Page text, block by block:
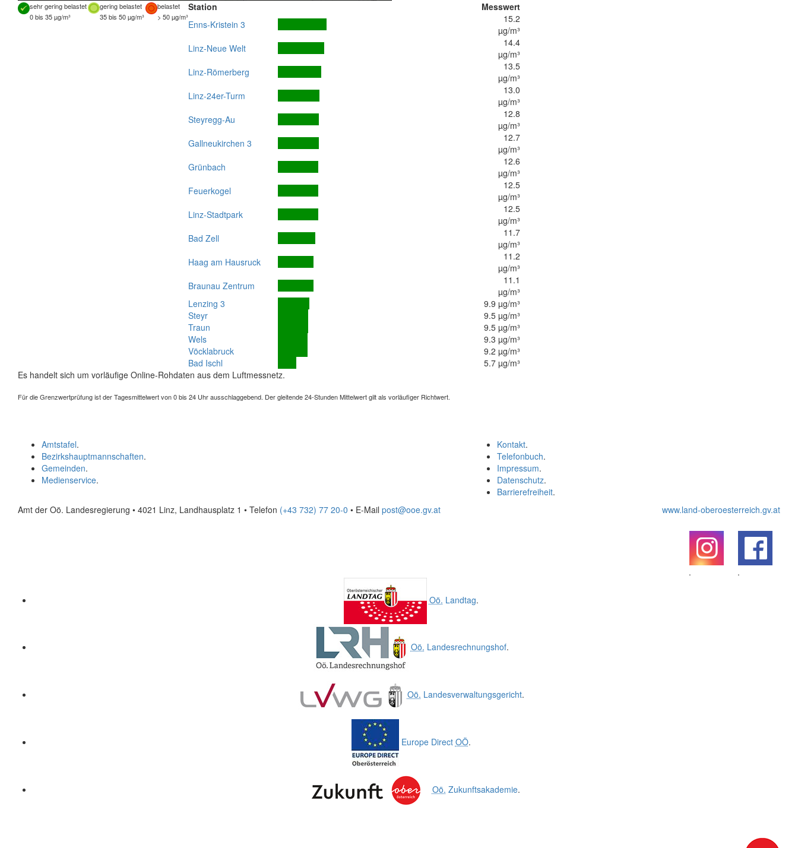
sehr gering belastet gering belastet
belastet
0 bis 35 µg/m³
35 bis 50 µg/m³ > 50 µg/m³
Station
Messwert
Enns-Kristein 3
15.2
µg/m³
Linz-Neue Welt
14.4
µg/m³
Linz-Römerberg
13.5
µg/m³
Linz-24er-Turm
13.0
µg/m³
Steyregg-Au
12.8
µg/m³
Gallneukirchen 3
12.7
µg/m³
Grünbach
12.6
µg/m³
Feuerkogel
12.5
µg/m³
Linz-Stadtpark
12.5
µg/m³
Bad Zell
11.7
µg/m³
Haag am Hausruck
11.2
µg/m³
Braunau Zentrum
11.1
µg/m³
Lenzing 3
9.9 µg/m³
Steyr
9.5 µg/m³
Traun
9.5 µg/m³
Wels
9.3 µg/m³
Vöcklabruck
9.2 µg/m³
Bad Ischl
5.7 µg/m³
Es handelt sich um vorläufige Online-Rohdaten aus dem Luftmessnetz.
Für die Grenzwertprüfung ist der Tagesmittelwert von 0 bis 24 Uhr ausschlaggebend. Der gleitende 24-Stunden Mittelwert gilt als vorläufiger Richtwert.
Kontakt.
Telefonbuch.
Impressum.
Datenschutz.
Barrierefreiheit.
Amtstafel.
Bezirkshauptmannschaften.
Gemeinden.
Medienservice.
Amt der Oö. Landesregierung • 4021 Linz, Landhausplatz 1 • Telefon (+43 732) 77 20-0 • E-Mail post@ooe.gv.at www.land-oberoesterreich.gv.at
.
.
Oö. Landtag.
Oö. Landesrechnungshof.
Oö. Landesverwaltungsgericht.
Europe Direct OÖ.
Oö. Zukunftsakademie.